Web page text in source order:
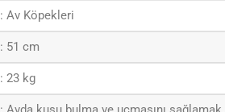
: Av Köpekleri
: 51 cm
: 23 kg